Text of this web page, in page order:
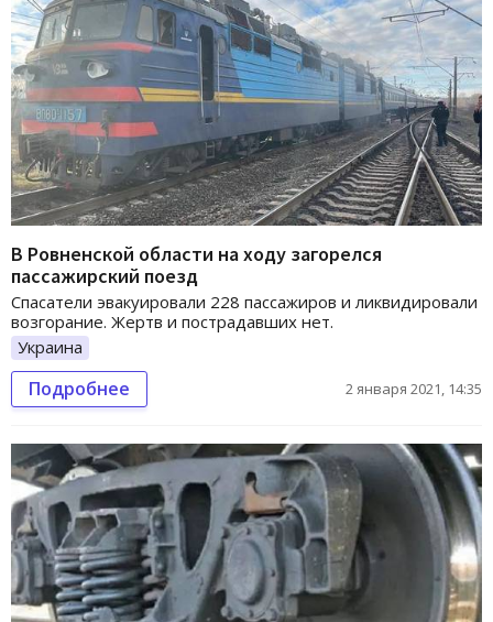
В Ровненской области на ходу загорелся
пассажирский поезд
Спасатели эвакуировали 228 пассажиров и ликвидировали
возгорание. Жертв и пострадавших нет.
Украина
Подробнее 2 января 2021, 14:35